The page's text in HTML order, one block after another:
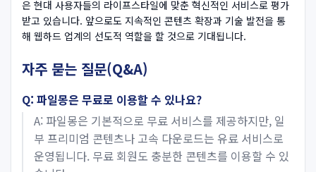
은 현대 사용자들의 라이프스타일에 맞춘 혁신적인 서비스로 평가
받고 있습니다. 앞으로도 지속적인 콘텐츠 확장과 기술 발전을 통
해 웹하드 업계의 선도적 역할을 할 것으로 기대됩니다.
자주 묻는 질문(Q&A)
Q: 파일몽은 무료로 이용할 수 있나요?
A: 파일몽은 기본적으로 무료 서비스를 제공하지만, 일
부 프리미엄 콘텐츠나 고속 다운로드는 유료 서비스로
운영됩니다. 무료 회원도 충분한 콘텐츠를 이용할 수 있